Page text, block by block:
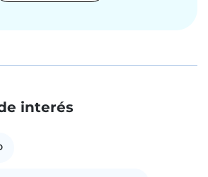
interés